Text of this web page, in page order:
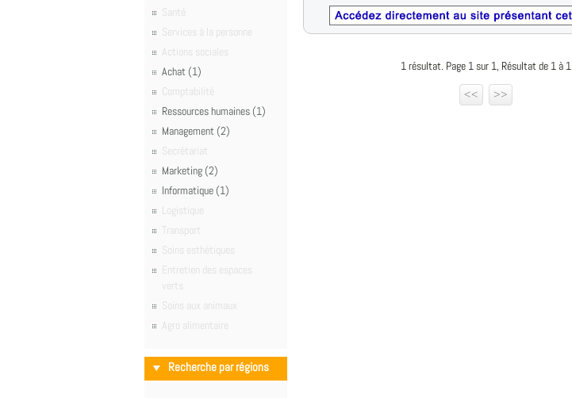
Santé
Services à la personne
Actions sociales
Achat (1)
Comptabilité
Ressources humaines (1)
Management (2)
Secrétariat
Marketing (2)
Informatique (1)
Logistique
Transport
Soins esthétiques
Entretien des espaces
verts
Soins aux animaux
Agro alimentaire
Recherche par régions
1 résultat. Page 1 sur 1, Résultat de 1 à 1
<<
>>